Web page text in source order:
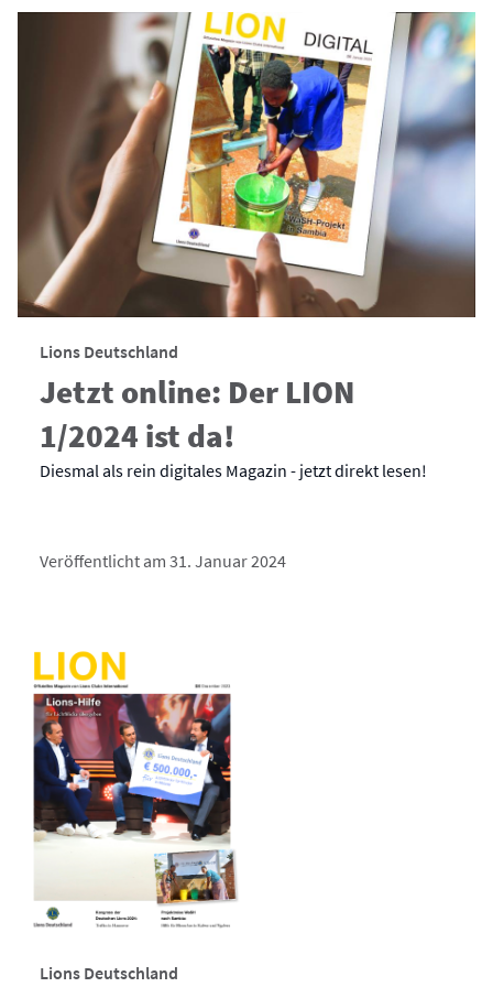
Lions Deutschland
Jetzt online: Der LION
1/2024 ist da!
Diesmal als rein digitales Magazin - jetzt direkt lesen!
Veröffentlicht am 31. Januar 2024
Lions Deutschland